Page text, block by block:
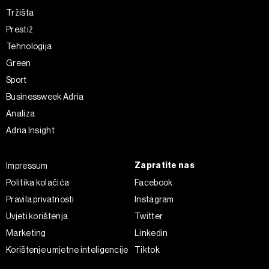
Tržišta
Prestiž
Tehnologija
Green
Sport
Businessweek Adria
Analiza
Adria Insight
Impressum
Politika kolačića
Pravila privatnosti
Uvjeti korištenja
Marketing
Korištenje umjetne inteligencije
Zapratite nas
Facebook
Instagram
Twitter
Linkedin
Tiktok